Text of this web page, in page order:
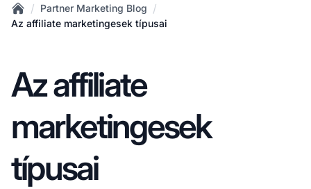
Home
/ Partner Marketing Blog /
Az affiliate marketingesek típusai
Az affiliate
marketingesek
típusai